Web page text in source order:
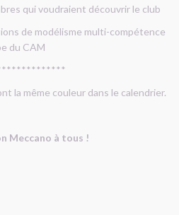
qui voudraient découvrir le club
de modélisme multi-compétence
du CAM
la même couleur dans le calendrier.
Meccano à tous !